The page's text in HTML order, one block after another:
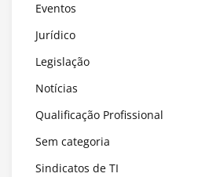
Eventos
Jurídico
Legislação
Notícias
Qualificação Profissional
Sem categoria
Sindicatos de TI